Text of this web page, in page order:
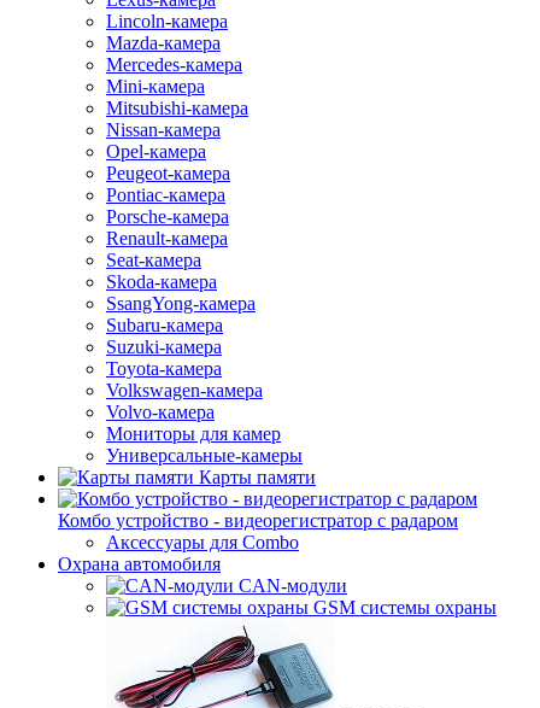
Lincoln-камера
Mazda-камера
Mercedes-камера
Mini-камера
Mitsubishi-камера
Nissan-камера
Opel-камера
Peugeot-камера
Pontiac-камера
Porsche-камера
Renault-камера
Seat-камера
Skoda-камера
SsangYong-камера
Subaru-камера
Suzuki-камера
Toyota-камера
Volkswagen-камера
Volvo-камера
Мониторы для камер
Универсальные-камеры
Карты памяти
Комбо устройство - видеорегистратор с радаром
Аксессуары для Combo
Охрана автомобиля
CAN-модули
GSM системы охраны